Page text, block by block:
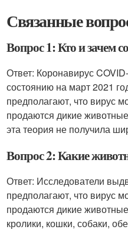
Связанные
Вопрос 1: Кто и зачем
Ответ: Коронавирус
состоянию на март 2021
предполагают, что вирус
продаются дикие
эта теория не получила
Вопрос 2: Какие
Ответ: Исследователи
предполагают, что вирус
продаются дикие
кролики, кошки, собаки,